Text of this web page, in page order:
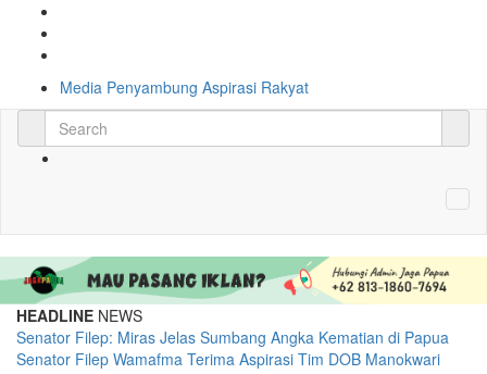
Media Penyambung Aspirasi Rakyat
HEADLINE NEWS
Senator Filep: Miras Jelas Sumbang Angka Kematian di Papua
Senator Filep Wamafma Terima Aspirasi Tim DOB Manokwari
Previous Next